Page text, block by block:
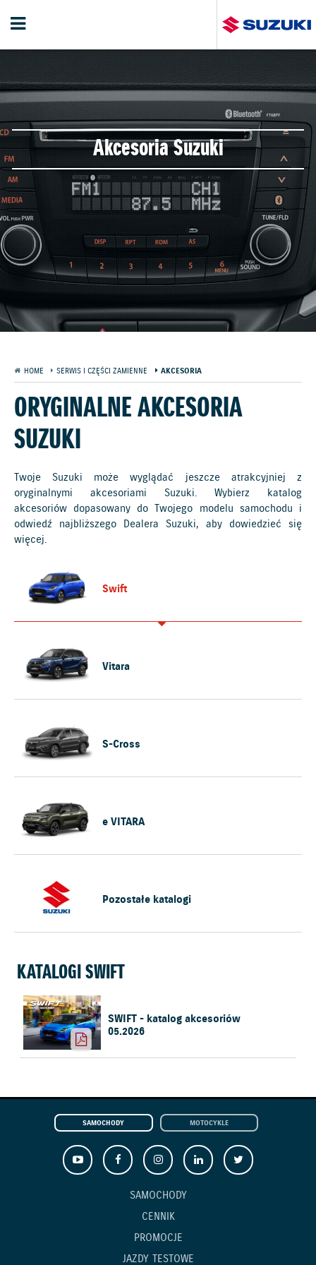
Akcesoria Suzuki
HOME SERWIS I CZĘŚCI ZAMIENNE AKCESORIA
ORYGINALNE AKCESORIA
SUZUKI
Twoje Suzuki może wyglądać jeszcze atrakcyjniej z
oryginalnymi akcesoriami Suzuki. Wybierz katalog
akcesoriów dopasowany do Twojego modelu samochodu i
odwiedź najbliższego Dealera Suzuki, aby dowiedzieć się
więcej.
Swift
Vitara
S-Cross
e VITARA
Pozostałe katalogi
KATALOGI SWIFT
SWIFT - katalog akcesoriów
05.2026
SAMOCHODY MOTOCYKLE
SAMOCHODY
CENNIK
PROMOCJE
JAZDY TESTOWE